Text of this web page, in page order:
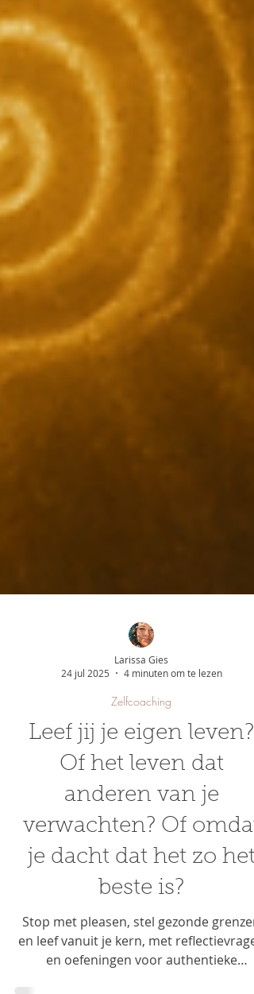
Larissa Gies
Zelfcoaching
Leef jij je eigen leven?
Of het leven dat
anderen van je
verwachten? Of omdat
je dacht dat het zo het
beste is?
Stop met pleasen, stel gezonde grenzen
en leef vanuit je kern, met